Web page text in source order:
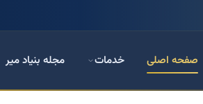
صفحه اصلی خدمات مجله بنیاد میر